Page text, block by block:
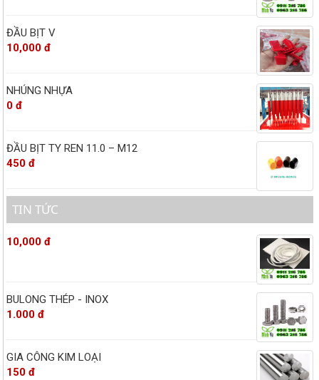
ĐẦU BỊT V
10,000 đ
NHÚNG NHỰA
0 đ
ĐẦU BỊT TY REN 11.0 – M12
450 đ
TIN TỨC
10,000 đ
BULONG THÉP - INOX
1.000 đ
GIA CÔNG KIM LOẠI
150 đ